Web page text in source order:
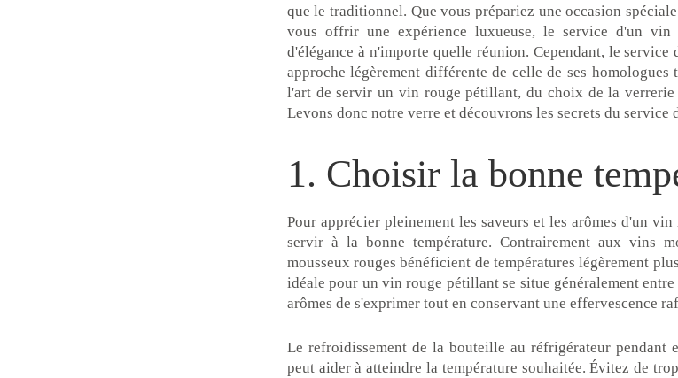
que le traditionnel. Que vous prépariez une occasion
vous offrir une expérience luxueuse, le service d'un
d'élégance à n'importe quelle réunion. Cependant, le
approche légèrement différente de celle de ses
l'art de servir un vin rouge pétillant, du choix de la verrerie
Levons donc notre verre et découvrons les secrets du service
1. Choisir la bonne
Pour apprécier pleinement les saveurs et les arômes d'un
servir à la bonne température. Contrairement aux vins
mousseux rouges bénéficient de températures légèrement
idéale pour un vin rouge pétillant se situe généralement
arômes de s'exprimer tout en conservant une effervescence
Le refroidissement de la bouteille au réfrigérateur pendant
peut aider à atteindre la température souhaitée. Évitez de